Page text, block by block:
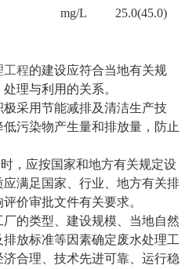
mg/L
25.0(45.0)
工程的建设应符合当地有关规
理与利用的关系。
采用节能减排及清洁生产技
污染物产生量和排放量，防止
，应按国家和地方有关规定设
满足国家、行业、地方有关排
价审批文件有关要求。
的类型、建设规模、当地自然
放标准等因素确定废水处理工
合理、技术先进可靠、运行稳